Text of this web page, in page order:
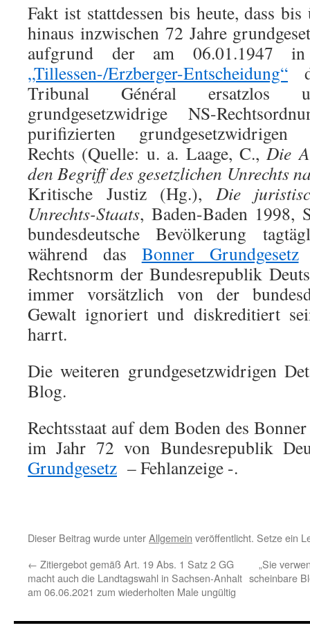
Fakt ist stattdessen bis heute, dass
hinaus inzwischen 72 Jahre
aufgrund der am 06.01.1947 in
„Tillessen-/Erzberger-Entscheidung“
Tribunal Général ersatzlos
grundgesetzwidrige NS-
purifizierten grundgesetzwidrigen
Rechts (Quelle: u. a. Laage, C.,Die
den Begriff des gesetzlichen Unrechts
Kritische Justiz (Hg.), Die
Unrechts-Staats, Baden-Baden 1998,
bundesdeutsche Bevölkerung
während das Bonner Grundgesetz
Rechtsnorm der Bundesrepublik
immer vorsätzlich von der
Gewalt ignoriert und diskreditiert
harrt.
Die weiteren grundgesetzwidrigen
Blog.
Rechtsstaat auf dem Boden des
im Jahr 72 von Bundesrepublik
Grundgesetz – Fehlanzeige -.
Dieser Beitrag wurde unterAllgemein veröffentlicht. Setze ein
← Zitiergebot gemäß Art. 19 Abs. 1 Satz 2 GG
macht auch die Landtagswahl in Sachsen-Anhalt
am 06.06.2021 zum wiederholten Male ungültig
„Sie
scheinbare